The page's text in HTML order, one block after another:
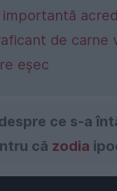
de carne
eșec
ce s-a
că zodia